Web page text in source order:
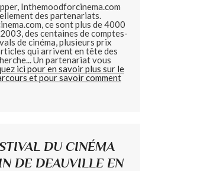
Inthemoodforcinema.com
des partenariats.
ce sont plus de 4000
des centaines de comptes-
de cinéma, plusieurs prix
qui arrivent en tête des
Un partenariat vous
ici pour en savoir plus sur le
et pour savoir comment
DU CINÉMA
DE DEAUVILLE EN